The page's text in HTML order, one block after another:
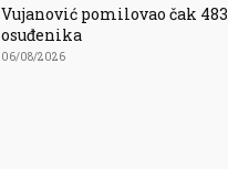
Vujanović pomilovao čak 483
osuđenika
06/08/2026